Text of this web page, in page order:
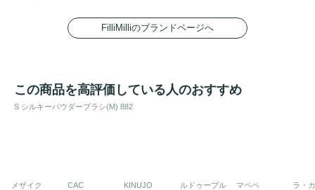
FilliMilliのブランドページへ
この商品を高評価している人のおすすめ
S シルキーパウダーブラシ(M) 882
メザイク CAC KINUJO ルドゥーブル マペペ ラ・